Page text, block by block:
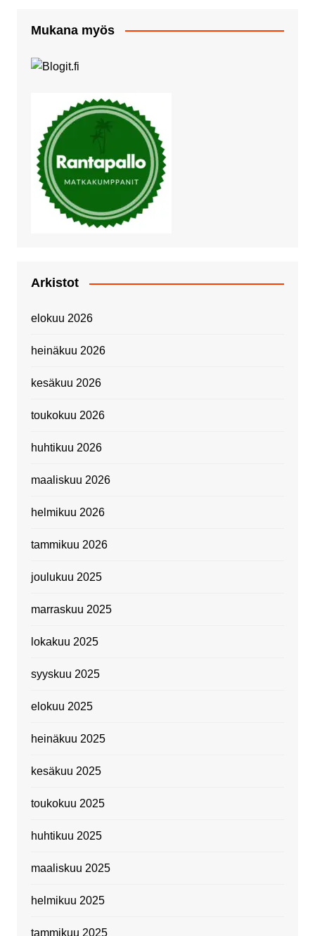
Mukana myös
Arkistot
elokuu 2026
heinäkuu 2026
kesäkuu 2026
toukokuu 2026
huhtikuu 2026
maaliskuu 2026
helmikuu 2026
tammikuu 2026
joulukuu 2025
marraskuu 2025
lokakuu 2025
syyskuu 2025
elokuu 2025
heinäkuu 2025
kesäkuu 2025
toukokuu 2025
huhtikuu 2025
maaliskuu 2025
helmikuu 2025
tammikuu 2025